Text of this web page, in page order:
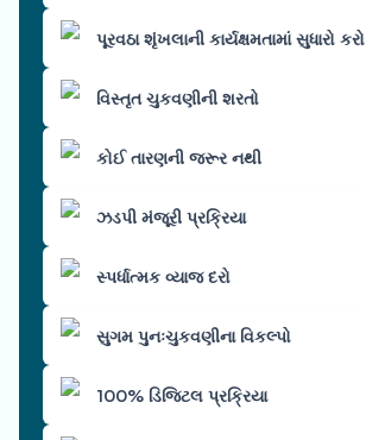
પૂરવઠા શૃંખલાની કાર્યક્ષમતામાં સુધારો કરો
વિસ્તૃત ચુકવણીની શરતો
કોઈ તારણની જરૂર નથી
ઝડપી મંજૂરી પ્રક્રિયા
સ્પર્ધાત્મક વ્યાજ દરો
સુગમ પુનઃચુકવણીના વિકલ્પો
100% ડિજિટલ પ્રક્રિયા